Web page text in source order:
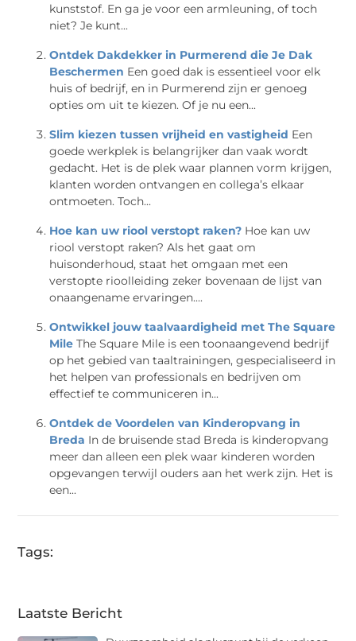
kunststof. En ga je voor een armleuning, of toch
niet? Je kunt...
Ontdek Dakdekker in Purmerend die Je Dak
Beschermen Een goed dak is essentieel voor elk
huis of bedrijf, en in Purmerend zijn er genoeg
opties om uit te kiezen. Of je nu een...
Slim kiezen tussen vrijheid en vastigheid Een
goede werkplek is belangrijker dan vaak wordt
gedacht. Het is de plek waar plannen vorm krijgen,
klanten worden ontvangen en collega’s elkaar
ontmoeten. Toch...
Hoe kan uw riool verstopt raken? Hoe kan uw
riool verstopt raken? Als het gaat om
huisonderhoud, staat het omgaan met een
verstopte rioolleiding zeker bovenaan de lijst van
onaangename ervaringen....
Ontwikkel jouw taalvaardigheid met The Square
Mile The Square Mile is een toonaangevend bedrijf
op het gebied van taaltrainingen, gespecialiseerd in
het helpen van professionals en bedrijven om
effectief te communiceren in...
Ontdek de Voordelen van Kinderopvang in
Breda In de bruisende stad Breda is kinderopvang
meer dan alleen een plek waar kinderen worden
opgevangen terwijl ouders aan het werk zijn. Het is
een...
Tags:
Laatste Bericht